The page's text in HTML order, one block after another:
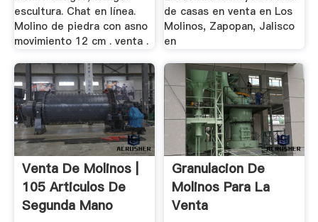
escultura. Chat en línea.
Molino de piedra con asno
movimiento 12 cm . venta .
de casas en venta en Los
Molinos, Zapopan, Jalisco
en
Venta De Molinos |
105 Articulos De
Segunda Mano
Granulacion De
Molinos Para La
Venta